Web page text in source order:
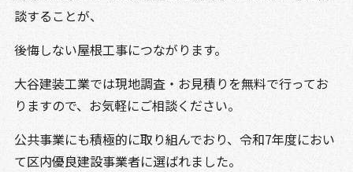
談することが、
後悔しない屋根工事につながります。
大谷建装工業では現地調査・お見積りを無料で行ってお
りますので、お気軽にご相談ください。
公共事業にも積極的に取り組んでおり、令和7年度におい
て区内優良建設事業者に選ばれました。